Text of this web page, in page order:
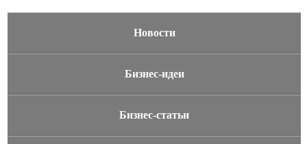
Новости
Бизнес-идеи
Бизнес-статьи